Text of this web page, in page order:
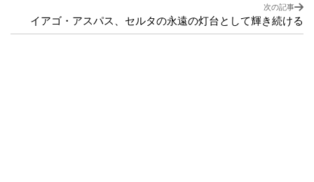
次の記事
イアゴ・アスパス、セルタの永遠の灯台として輝き続ける